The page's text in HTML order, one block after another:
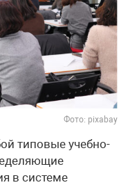
Фото: pixabay
типовые учебно-
в системе